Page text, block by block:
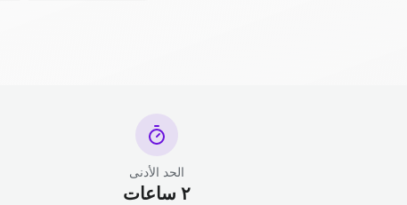
الحد الأدنى
٢ ساعات